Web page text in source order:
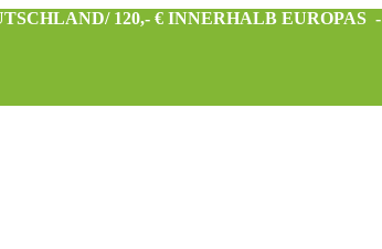
120,- € INNERHALB EUROPAS -